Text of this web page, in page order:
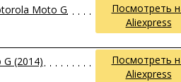
Moto G
Посмотреть
Aliexpress
(2014)
Посмотреть
Aliexpress